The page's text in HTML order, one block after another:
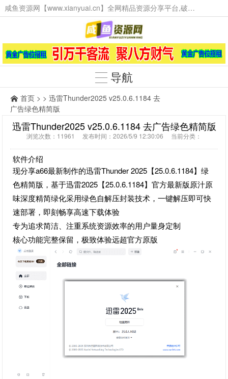
咸鱼资源网【www.xianyuai.cn】全网精品资源分享平台,破解软件,技术源码,火爆项目,工具辅助,这里无所不有。
导航
首页 > > 迅雷Thunder2025 v25.0.6.1184 去
广告绿色精简版
迅雷Thunder2025 v25.0.6.1184 去广告绿色精简版
浏览次数：11961 发布时间：2026/5/9 12:30:06 当前分类：
软件介绍
现分享a66最新制作的迅雷Thunder 2025【25.0.6.1184】绿
色精简版，基于迅雷2025【25.0.6.1184】官方最新版原汁原
味深度精简绿化采用绿色自解压封装技术，一键解压即可快
速部署，即刻畅享高速下载体验
专为追求简洁、注重系统资源效率的用户量身定制
核心功能完整保留，极致体验远超官方原版